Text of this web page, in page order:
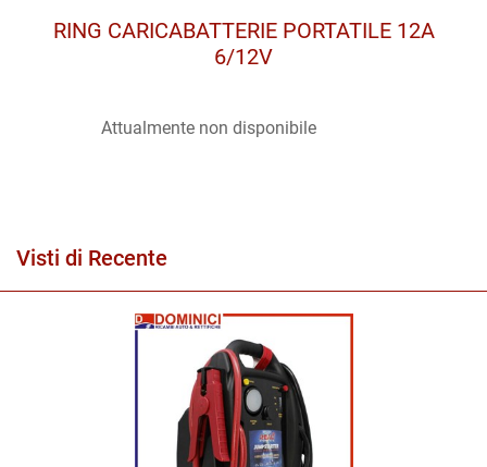
RING CARICABATTERIE PORTATILE 12A
6/12V
Attualmente non disponibile
Visti di Recente